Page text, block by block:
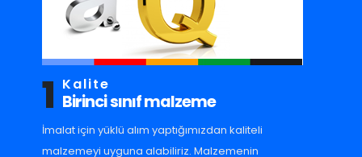
1 Kalite
Birinci sınıf malzeme
İmalat için yüklü alım yaptığımızdan kaliteli
malzemeyi uyguna alabiliriz. Malzemenin